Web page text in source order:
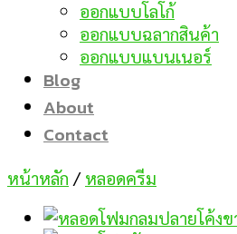
ออกแบบโลโก้
ออกแบบฉลากสินค้า
ออกแบบแบนเนอร์
Blog
About
Contact
หน้าหลัก / หลอดครีม